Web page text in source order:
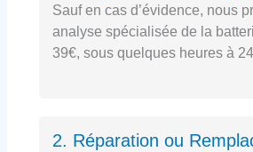
Sauf en cas d’évidence, nous
analyse spécialisée de la
39€, sous quelques heures à
2. Réparation ou